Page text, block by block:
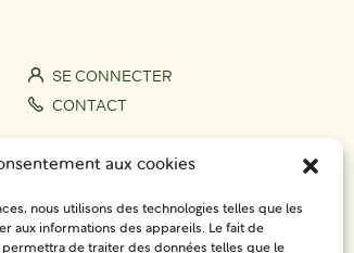
aux cookies
nous utilisons des technologies telles que les
aux informations des appareils. Le fait de
de traiter des données telles que le
SE CONNECTER
CONTACT
S'IMPLIQUER